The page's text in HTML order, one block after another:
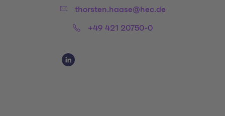
Email:thorsten.haase@hec.de
Phone:+49 421 20750-0
Social Media Links
Social Media Link 1